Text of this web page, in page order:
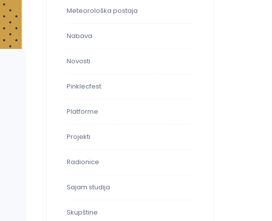
Meteorološka postaja
Nabava
Novosti
Pinklecfest
Platforme
Projekti
Radionice
Sajam studija
Skupštine